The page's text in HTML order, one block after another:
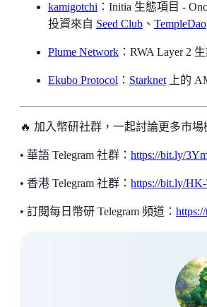
kamigotchi ：Initia 生態項目 -
投資來自 Seed Club 、 TempleDao
Plume Network ：RWA Layer 2
Ekubo Protocol ： Starknet 上的
🔥 加入幣研社群，一起討論更多市場
• 華語 Telegram 社群： https://bit.ly/
• 香港 Telegram 社群： https://bit.ly/
• 訂閱每日幣研 Telegram 頻道：